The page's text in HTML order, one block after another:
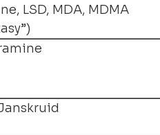
LSD, MDA, MDMA